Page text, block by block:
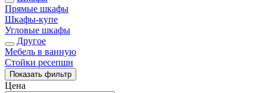
Прямые шкафы
Шкафы-купе
Угловые шкафы
Другое
Мебель в ванную
Стойки ресепшн
Показать фильтр
Цена